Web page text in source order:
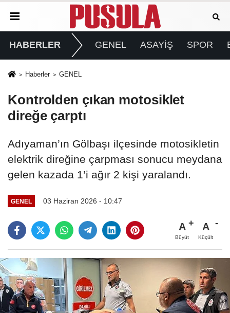
HABERLER GENEL ASAYİŞ SPOR
Haberler GENEL
Kontrolden çıkan motosiklet
direğe çarptı
Adıyaman’ın Gölbaşı ilçesinde motosikletin
elektrik direğine çarpması sonucu meydana
gelen kazada 1’i ağır 2 kişi yaralandı.
GENEL 03 Haziran 2026 - 10:47
A
Büyüt
A
Küçült